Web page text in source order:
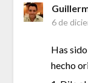
6 de
Has
hecho